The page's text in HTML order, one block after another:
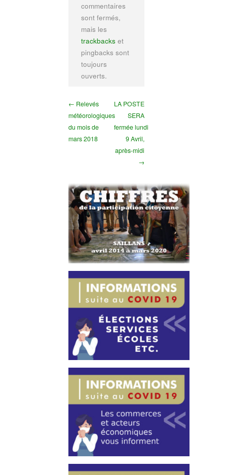
commentaires
sont fermés,
mais les
trackbacks et
pingbacks sont
toujours
ouverts.
← Relevés
météorologiques
du mois de
mars 2018
LA POSTE
SERA
fermée lundi
9 Avril,
après-midi
→